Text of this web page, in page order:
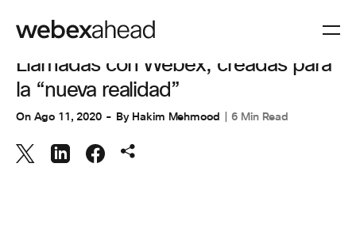
COLABORACIÓN
Llamadas con Webex, creadas para
la “nueva realidad”
On Ago 11, 2020 By Hakim Mehmood 6 Min Read